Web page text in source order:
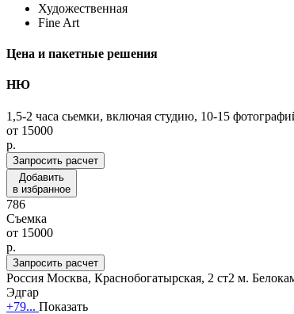
Художественная
Fine Art
Цена и пакетные решения
НЮ
1,5-2 часа сьемки, включая студию, 10-15
от 15000
p.
Запросить расчет
Добавить
в избранное
786
Съемка
от 15000
p.
Запросить расчет
Россия Москва, Краснобогатырская, 2 ст2 м.
Эдгар
+79... Показать